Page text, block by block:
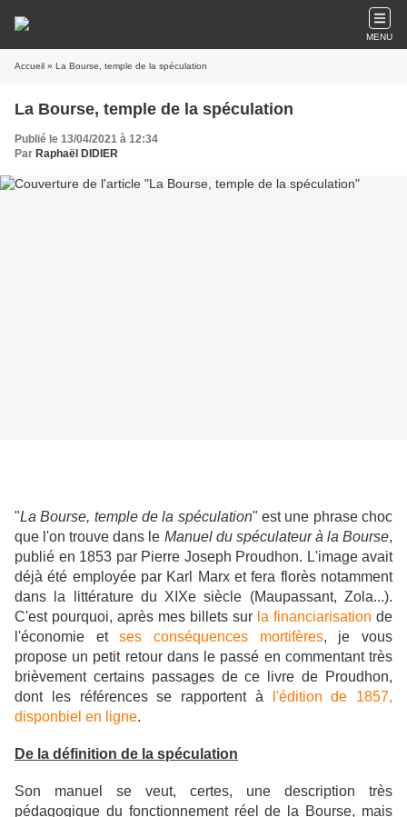
MENU
Accueil » La Bourse, temple de la spéculation
La Bourse, temple de la spéculation
Publié le 13/04/2021 à 12:34
Par Raphaël DIDIER
"La Bourse, temple de la spéculation" est une phrase choc
que l'on trouve dans le Manuel du spéculateur à la Bourse,
publié en 1853 par Pierre Joseph Proudhon. L'image avait
déjà été employée par Karl Marx et fera florès notamment
dans la littérature du XIXe siècle (Maupassant, Zola...).
C'est pourquoi, après mes billets sur la financiarisation de
l'économie etses conséquences mortifères, je vous
propose un petit retour dans le passé en commentant très
brièvement certains passages de ce livre de Proudhon,
dont les références se rapportent à
l'édition de 1857,
disponbiel en ligne.
De la définition de la spéculation
Son manuel se veut, certes, une description très
pédagogique du fonctionnement réel de la Bourse, mais